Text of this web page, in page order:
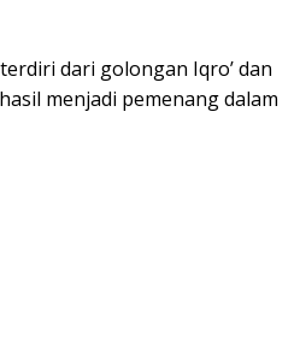
dari golongan Iqro’ dan
menjadi pemenang dalam